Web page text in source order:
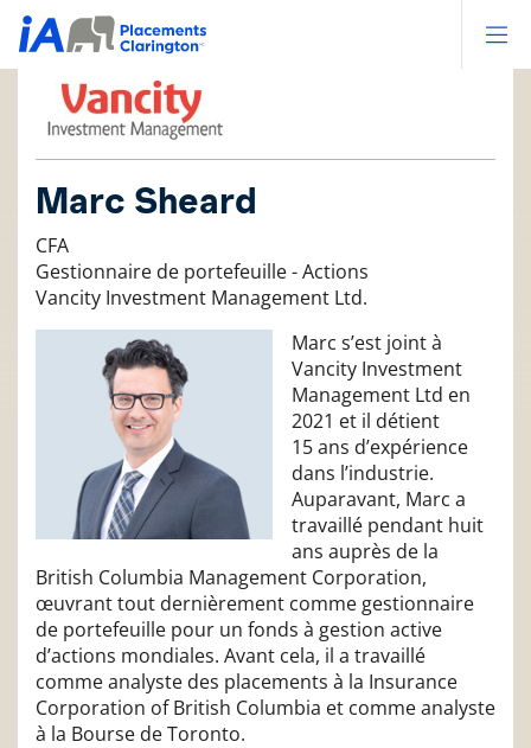
Marc Sheard
CFA
Gestionnaire de portefeuille - Actions
Vancity Investment Management Ltd.
Marc s’est joint à
Vancity Investment
Management Ltd en
2021 et il détient
15 ans d’expérience
dans l’industrie.
Auparavant, Marc a
travaillé pendant huit
ans auprès de la
British Columbia Management Corporation,
œuvrant tout dernièrement comme gestionnaire
de portefeuille pour un fonds à gestion active
d’actions mondiales. Avant cela, il a travaillé
comme analyste des placements à la Insurance
Corporation of British Columbia et comme analyste
à la Bourse de Toronto.